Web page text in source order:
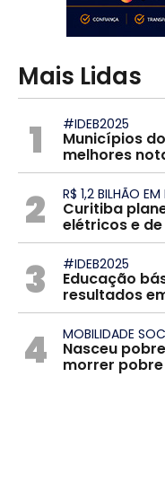
Mais Lidas
1 #IDEB2025
Municípios
melhores
2 R$ 1,2 BILHÃO
Curitiba
elétricos e
3 #IDEB2025
Educação
resultados
4 MOBILIDADE
Nasceu
morrer pobre